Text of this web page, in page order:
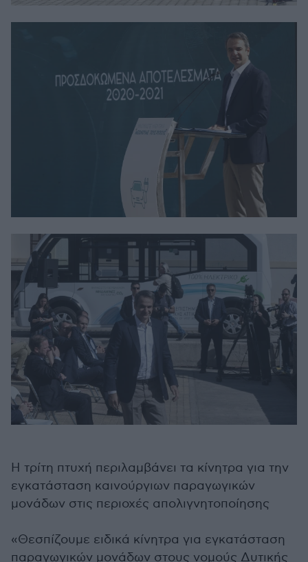
Η τρίτη πτυχή περιλαμβάνει τα κίνητρα για την
εγκατάσταση καινούργιων παραγωγικών
μονάδων στις περιοχές απολιγνητοποίησης
«Θεσπίζουμε ειδικά κίνητρα για εγκατάσταση
παραγωγικών μονάδων στους νομούς Δυτικής